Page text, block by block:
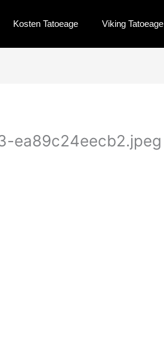
Kosten Tatoeage Viking Tatoeage
ea89c24eecb2.jpeg